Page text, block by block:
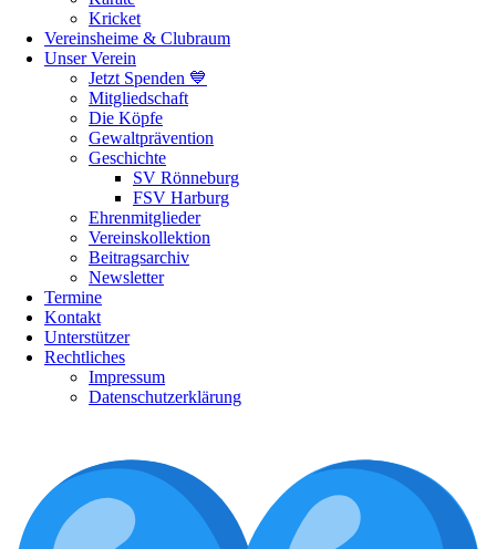
Kricket
Vereinsheime & Clubraum
Unser Verein
Jetzt Spenden 💙
Mitgliedschaft
Die Köpfe
Gewaltprävention
Geschichte
SV Rönneburg
FSV Harburg
Ehrenmitglieder
Vereinskollektion
Beitragsarchiv
Newsletter
Termine
Kontakt
Unterstützer
Rechtliches
Impressum
Datenschutzerklärung